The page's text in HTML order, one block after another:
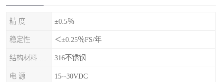
精 度 ±0.5％
稳定性 ＜±0.25％FS/年
316不锈钢
电 源 15--30VDC